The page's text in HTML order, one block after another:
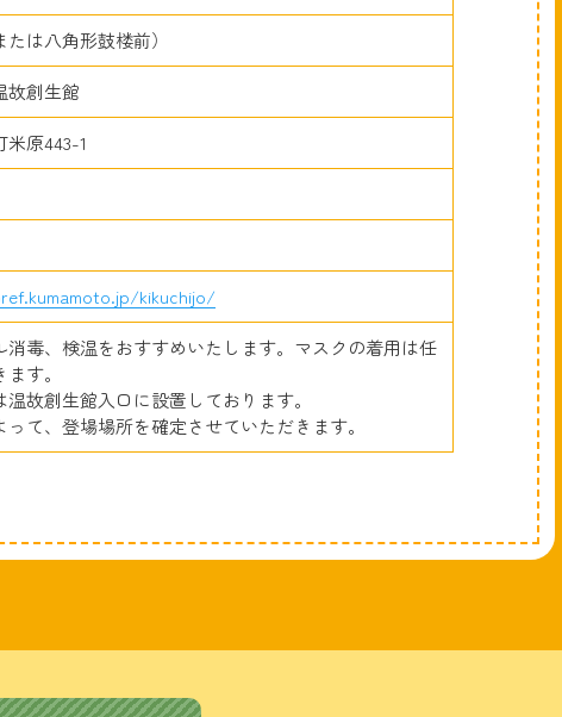
は八角形鼓楼前）
故創生館
原443-1
kikuchijo/
毒、検温をおすすめいたします。マスクの着用は任
す。
故創生館入口に設置しております。
て、登場場所を確定させていただきます。